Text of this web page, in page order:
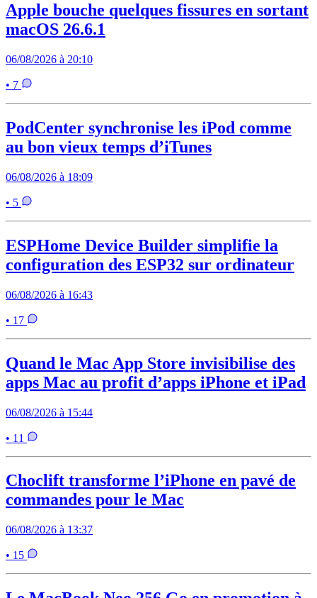
Apple bouche quelques fissures en sortant
macOS 26.6.1
06/08/2026 à 20:10
• 7
PodCenter synchronise les iPod comme
au bon vieux temps d’iTunes
06/08/2026 à 18:09
• 5
ESPHome Device Builder simplifie la
configuration des ESP32 sur ordinateur
06/08/2026 à 16:43
• 17
Quand le Mac App Store invisibilise des
apps Mac au profit d’apps iPhone et iPad
06/08/2026 à 15:44
• 11
Choclift transforme l’iPhone en pavé de
commandes pour le Mac
06/08/2026 à 13:37
• 15